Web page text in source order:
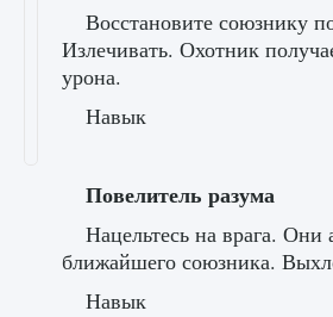
Восстановите союзнику
Излечивать. Охотник
урона.
Навык
Повелитель разума
Нацельтесь на врага. Они
ближайшего союзника.
Навык